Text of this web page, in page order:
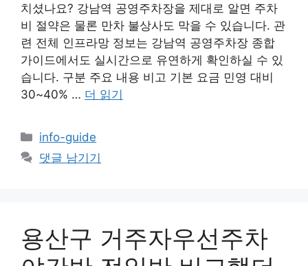
치셨나요? 강남역 공영주차장을 제대로 알면 주차
비 절약은 물론 만차 불상사도 막을 수 있습니다. 관
련 전체 인프라망 정보는 강남역 공영주차장 종합
가이드에서도 실시간으로 유연하게 확인하실 수 있
습니다. 구분 주요 내용 비고 기본 요금 민영 대비
30~40% … 더 읽기
카
테
고
info-guide
댓글 남기기
용산구 거주자우선주차